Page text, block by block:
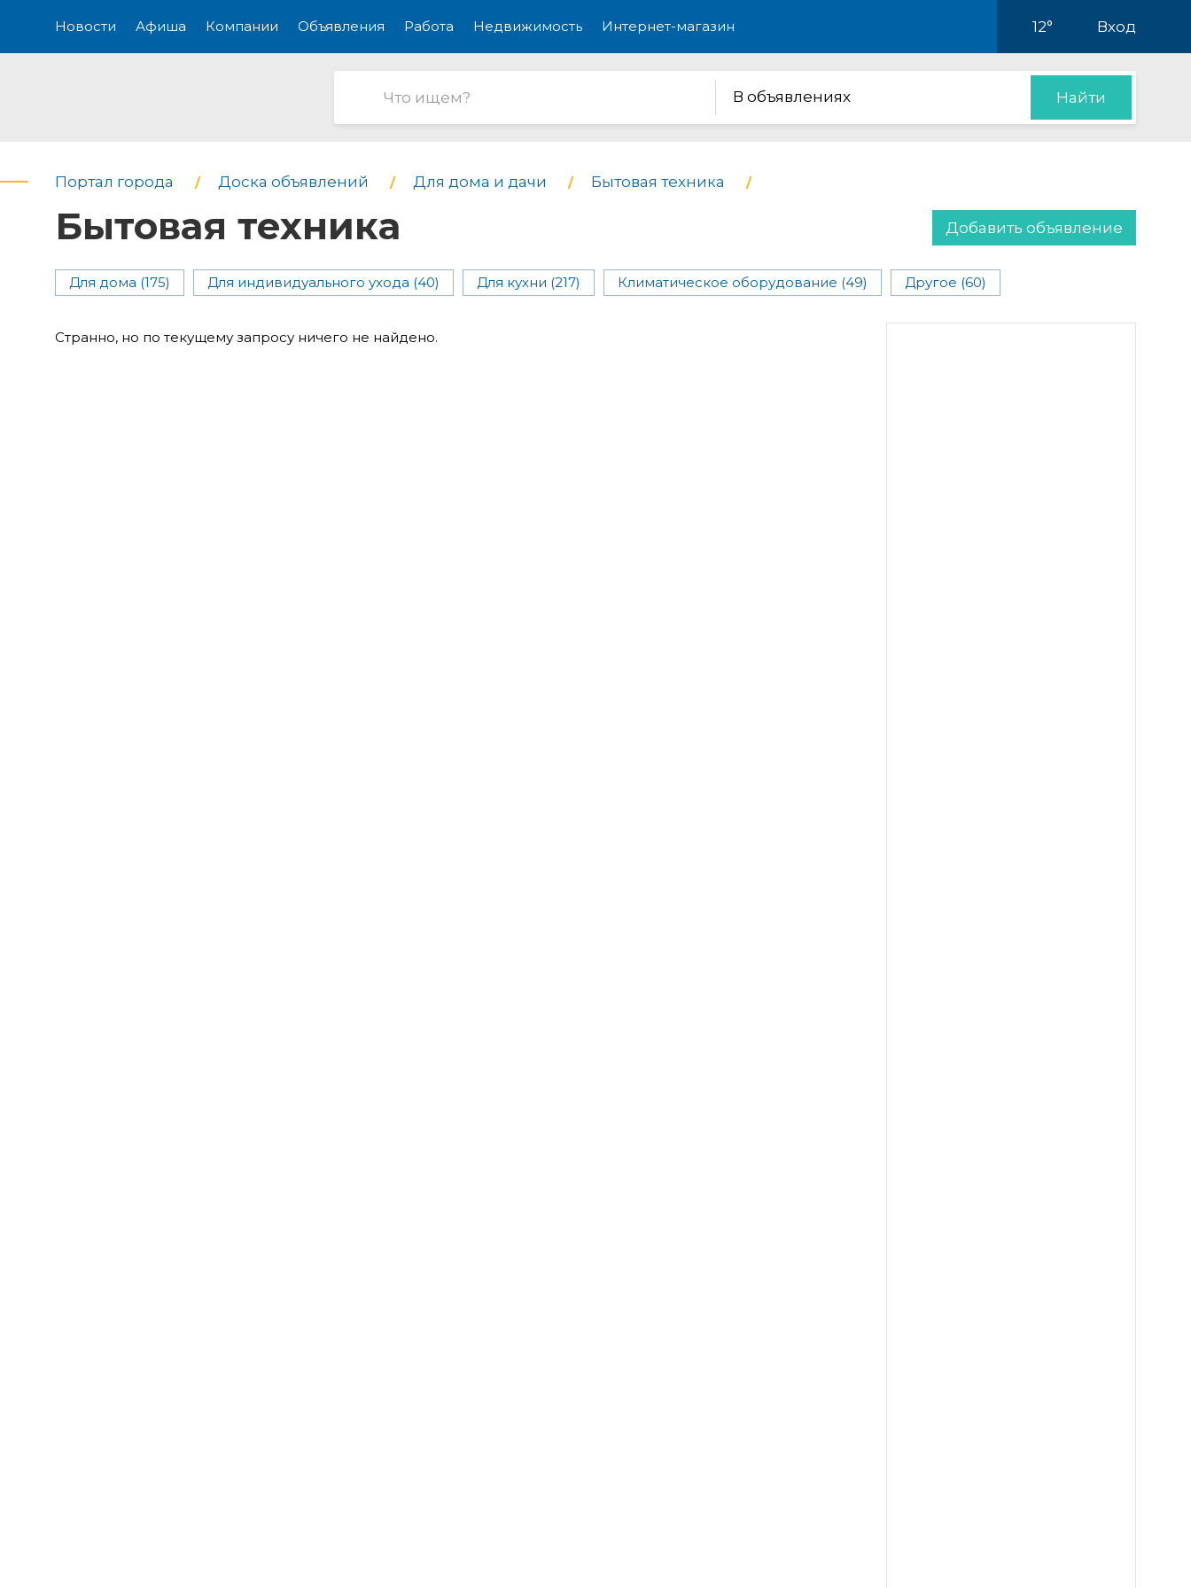
Новости Афиша Компании Объявления Работа Недвижимость Интернет-магазин 12° Вход
В объявлениях Найти
Портал города Доска объявлений Для дома и дачи Бытовая техника
Бытовая техника Добавить объявление
Для дома (175) Для индивидуального ухода (40) Для кухни (217) Климатическое оборудование (49) Другое (60)
Странно, но по текущему запросу ничего не найдено.